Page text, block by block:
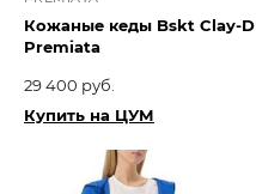
Кожаные кеды Bskt Clay-D
Premiata
29 400 руб.
Купить на ЦУМ